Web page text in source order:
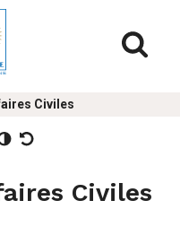
Civiles
Civiles